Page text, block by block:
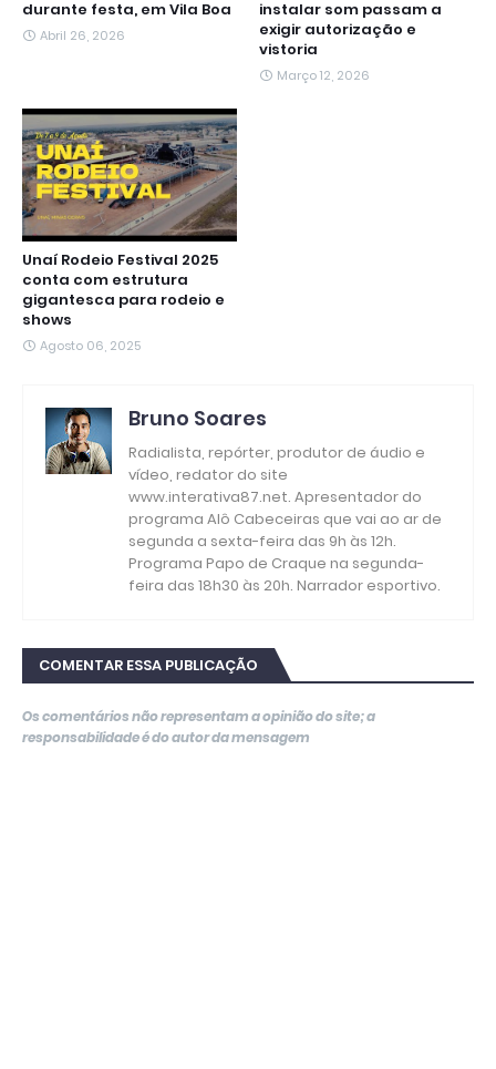
durante festa, em Vila Boa
Abril 26, 2026
instalar som passam a
exigir autorização e
vistoria
Março 12, 2026
Unaí Rodeio Festival 2025
conta com estrutura
gigantesca para rodeio e
shows
Agosto 06, 2025
Bruno Soares
Radialista, repórter, produtor de áudio e
vídeo, redator do site
www.interativa87.net. Apresentador do
programa Alô Cabeceiras que vai ao ar de
segunda a sexta-feira das 9h às 12h.
Programa Papo de Craque na segunda-
feira das 18h30 às 20h. Narrador esportivo.
COMENTAR ESSA PUBLICAÇÃO
Os comentários não representam a opinião do site; a
responsabilidade é do autor da mensagem